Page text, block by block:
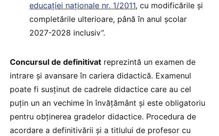
educației naționale nr. 1/2011, cu modificările și
completările ulterioare, până în anul școlar
2027-2028 inclusiv”.
Concursul de definitivat reprezintă un examen de
intrare și avansare în cariera didactică. Examenul
poate fi susținut de cadrele didactice care au cel
puțin un an vechime în învățământ și este obligatoriu
pentru obținerea gradelor didactice. Procedura de
acordare a definitivării și a titlului de profesor cu